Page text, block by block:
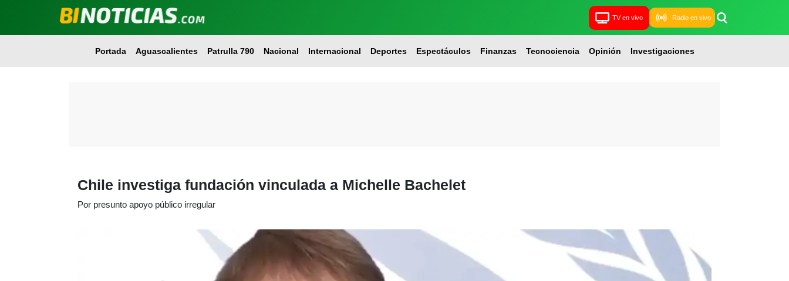
TV en vivo Radio en vivo
Portada Aguascalientes Patrulla 790 Nacional Internacional Deportes Espectáculos Finanzas Tecnociencia Opinión Investigaciones
Chile investiga fundación vinculada a Michelle Bachelet
Por presunto apoyo público irregular